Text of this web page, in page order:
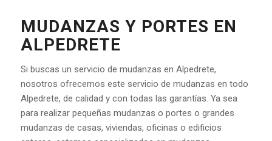
MUDANZAS Y PORTES EN
ALPEDRETE
Si buscas un servicio de mudanzas en Alpedrete,
nosotros ofrecemos este servicio de mudanzas en todo
Alpedrete, de calidad y con todas las garantías. Ya sea
para realizar pequeñas mudanzas o portes o grandes
mudanzas de casas, viviendas, oficinas o edificios